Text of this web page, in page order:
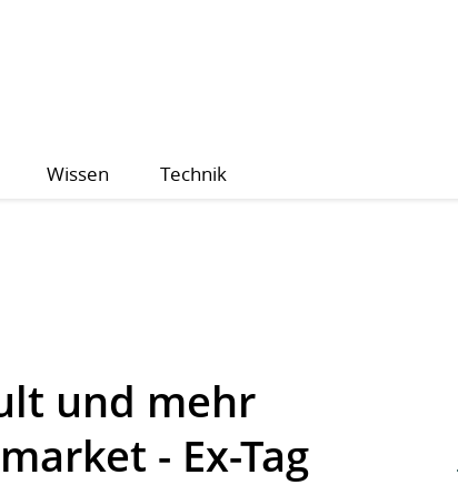
Wissen Technik
und mehr
- Ex-Tag